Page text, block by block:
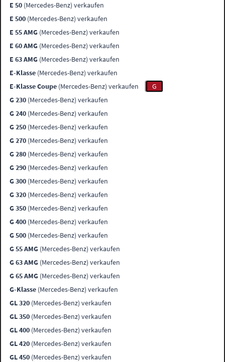
E 50 (Mercedes-Benz) verkaufen
E 500 (Mercedes-Benz) verkaufen
E 55 AMG (Mercedes-Benz) verkaufen
E 60 AMG (Mercedes-Benz) verkaufen
E 63 AMG (Mercedes-Benz) verkaufen
E-Klasse (Mercedes-Benz) verkaufen
E-Klasse Coupe (Mercedes-Benz) verkaufen
G
G 230 (Mercedes-Benz) verkaufen
G 240 (Mercedes-Benz) verkaufen
G 250 (Mercedes-Benz) verkaufen
G 270 (Mercedes-Benz) verkaufen
G 280 (Mercedes-Benz) verkaufen
G 290 (Mercedes-Benz) verkaufen
G 300 (Mercedes-Benz) verkaufen
G 320 (Mercedes-Benz) verkaufen
G 350 (Mercedes-Benz) verkaufen
G 400 (Mercedes-Benz) verkaufen
G 500 (Mercedes-Benz) verkaufen
G 55 AMG (Mercedes-Benz) verkaufen
G 63 AMG (Mercedes-Benz) verkaufen
G 65 AMG (Mercedes-Benz) verkaufen
G-Klasse (Mercedes-Benz) verkaufen
GL 320 (Mercedes-Benz) verkaufen
GL 350 (Mercedes-Benz) verkaufen
GL 400 (Mercedes-Benz) verkaufen
GL 420 (Mercedes-Benz) verkaufen
GL 450 (Mercedes-Benz) verkaufen